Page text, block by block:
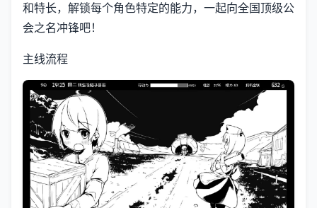
和特长，解锁每个角色特定的能力，一起向全国顶级公
会之名冲锋吧！
主线流程